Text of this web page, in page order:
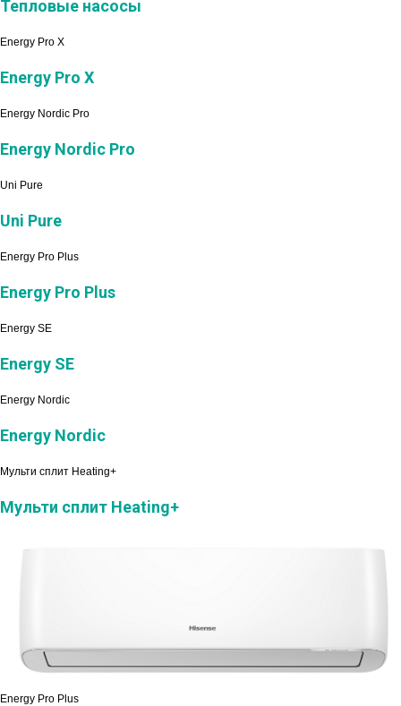
Тепловые насосы
Energy Pro X
Energy Pro X
Energy Nordic Pro
Energy Nordic Pro
Uni Pure
Uni Pure
Energy Pro Plus
Energy Pro Plus
Energy SE
Energy SE
Energy Nordic
Energy Nordic
Мульти сплит Heating+
Мульти сплит Heating+
Energy Pro Plus